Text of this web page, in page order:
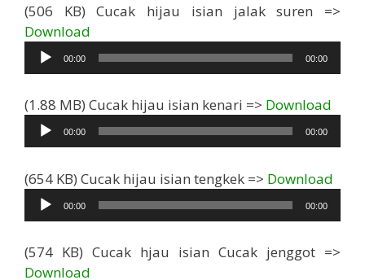
(506 KB) Cucak hijau isian jalak suren =>
Download
Audio
00:00 00:00
(1.88 MB) Cucak hijau isian kenari => Download
00:00 00:00
(654 KB) Cucak hijau isian tengkek => Download
00:00 00:00
(574 KB) Cucak hjau isian Cucak jenggot =>
Download